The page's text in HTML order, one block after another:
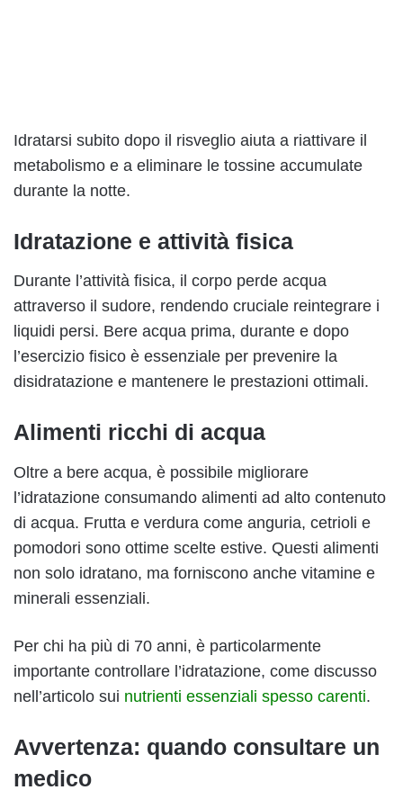
Idratarsi subito dopo il risveglio aiuta a riattivare il
metabolismo e a eliminare le tossine accumulate
durante la notte.
Idratazione e attività fisica
Durante l’attività fisica, il corpo perde acqua
attraverso il sudore, rendendo cruciale reintegrare i
liquidi persi. Bere acqua prima, durante e dopo
l’esercizio fisico è essenziale per prevenire la
disidratazione e mantenere le prestazioni ottimali.
Alimenti ricchi di acqua
Oltre a bere acqua, è possibile migliorare
l’idratazione consumando alimenti ad alto contenuto
di acqua. Frutta e verdura come anguria, cetrioli e
pomodori sono ottime scelte estive. Questi alimenti
non solo idratano, ma forniscono anche vitamine e
minerali essenziali.
Per chi ha più di 70 anni, è particolarmente
importante controllare l’idratazione, come discusso
nell’articolo sui nutrienti essenziali spesso carenti.
Avvertenza: quando consultare un
medico